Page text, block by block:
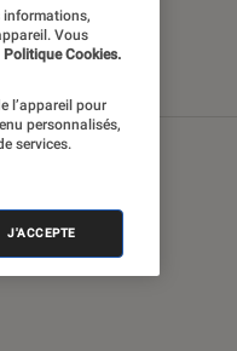
informations,
Vous
Politique Cookies.
l’appareil pour
personnalisés,
services.
J'ACCEPTE